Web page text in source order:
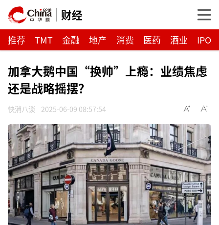
财经
推荐 TMT 金融 地产 消费 医药 酒业 IPO
加拿大鹅中国“换帅”上瘾：业绩焦虑
还是战略摇摆？
快消八谈 2025-06-09 08:57:54